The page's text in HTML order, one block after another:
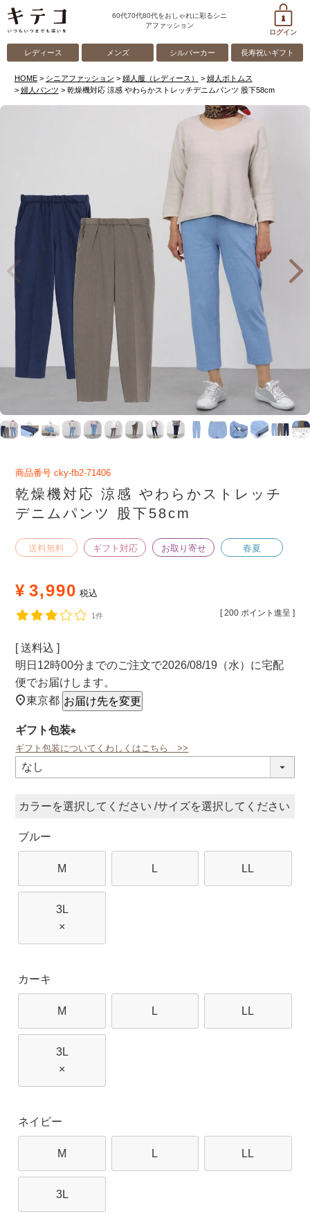
60代70代80代をおしゃれに彩るシニ
アファッション
ログイン
レディース メンズ シルバーカー 長寿祝いギフト
HOME シニアファッション 婦人服（レディース）
婦人ボトムス
婦人パンツ
乾燥機対応 涼感 やわらかストレッチデニムパンツ 股下58cm
商品番号 cky-fb2-71406
乾燥機対応 涼感 やわらかストレッチ
デニムパンツ 股下58cm
送料無料 ギフト対応 お取り寄せ 春夏
¥ 3,990 税込
[ 200 ポイント進呈 ]
1件
送料込
明日 12時00分 までのご注文で2026/08/19（水） に宅配
便でお届けします。
東京都 お届け先を変更
ギフト包装
(必
ギフト包装についてくわしくはこちら >>
カラー サイズ
ブルー
M L LL
3L
×
カーキ
M L LL
3L
×
ネイビー
M L LL
3L